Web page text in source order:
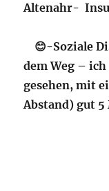
Altenahr-
😊-Soziale
dem Weg –
gesehen, mit
Abstand) gut